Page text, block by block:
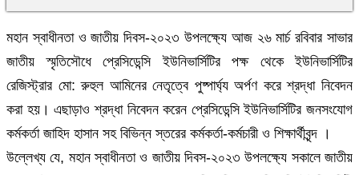
মহান স্বাধীনতা ও জাতীয় দিবস-২০২৩ উপলক্ষ্যে আজ ২৬ মার্চ রবিবার সাভার
জাতীয় স্মৃতিসৌধে প্রেসিডেন্সি ইউনিভার্সিটির পক্ষ থেকে ইউনিভার্সিটির
রেজিস্ট্রার মো: রুহুল আমিনের নেতৃত্বে পুষ্পার্ঘ্য অর্পণ করে শ্রদ্ধা নিবেদন
করা হয়। এছাড়াও শ্রদ্ধা নিবেদন করেন প্রেসিডেন্সি ইউনিভার্সিটির জনসংযোগ
কর্মকর্তা জাহিদ হাসান সহ বিভিন্ন স্তরের কর্মকর্তা-কর্মচারী ও শিক্ষার্থীবৃন্দ ।
উল্লেখ্য যে, মহান স্বাধীনতা ও জাতীয় দিবস-২০২৩ উপলক্ষ্যে সকালে জাতীয়